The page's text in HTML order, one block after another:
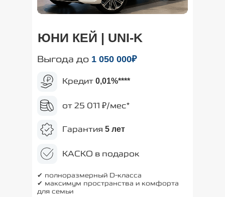
Кредит 0,01%****
от 25 011 ₽/мес*
Гарантия 5 лет
КАСКО в подарок
ЮНИ КЕЙ | UNI-K
Выгода до 1 050 000₽
✔ полноразмерный D-класса
✔ максимум пространства и комфорта
для семьи